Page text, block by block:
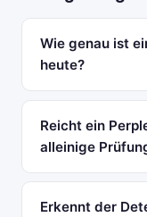
Wie genau ist
heute?
Reicht ein
alleinige
Erkennt der